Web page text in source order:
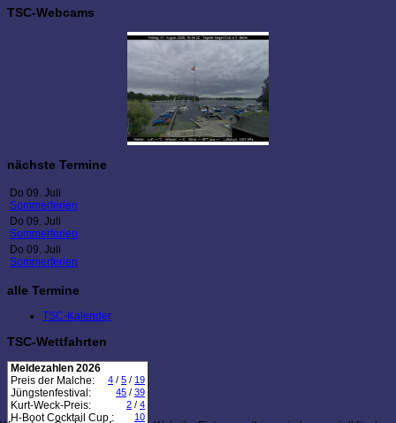
TSC-Webcams
nächste Termine
Do 09. Juli
Sommerferien
Do 09. Juli
Sommerferien
Do 09. Juli
Sommerferien
alle Termine
TSC-Kalender
TSC-Wettfahrten
Meldezahlen 2026
Preis der Malche:
4 / 5 / 19
Jüngstenfestival: 45 / 39
Kurt-Weck-Preis: 2 / 4
H-Boot Cocktail Cup : 10